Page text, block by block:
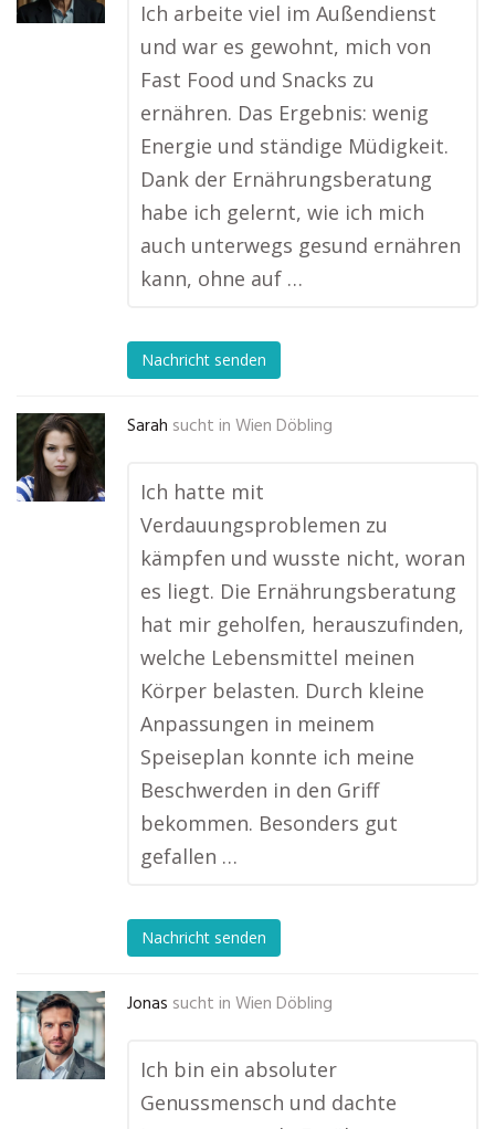
Ich arbeite viel im Außendienst
und war es gewohnt, mich von
Fast Food und Snacks zu
ernähren. Das Ergebnis: wenig
Energie und ständige Müdigkeit.
Dank der Ernährungsberatung
habe ich gelernt, wie ich mich
auch unterwegs gesund ernähren
kann, ohne auf …
Nachricht senden
Sarah sucht in Wien Döbling
Ich hatte mit
Verdauungsproblemen zu
kämpfen und wusste nicht, woran
es liegt. Die Ernährungsberatung
hat mir geholfen, herauszufinden,
welche Lebensmittel meinen
Körper belasten. Durch kleine
Anpassungen in meinem
Speiseplan konnte ich meine
Beschwerden in den Griff
bekommen. Besonders gut
gefallen …
Nachricht senden
Jonas sucht in Wien Döbling
Ich bin ein absoluter
Genussmensch und dachte